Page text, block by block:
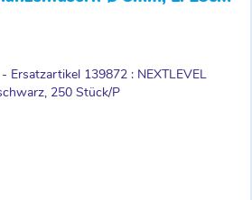
Ersatzartikel 139872 : NEXTLEVEL
250 Stück/P